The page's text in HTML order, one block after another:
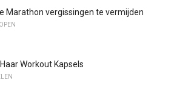
Marathon vergissingen te vermijden
Workout Kapsels